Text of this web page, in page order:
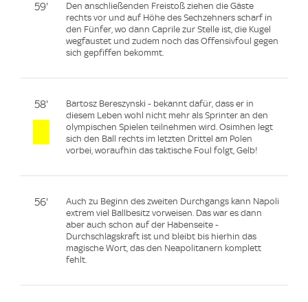
59'
Den anschließenden Freistoß ziehen die Gäste
rechts vor und auf Höhe des Sechzehners scharf in
den Fünfer, wo dann Caprile zur Stelle ist, die Kugel
wegfaustet und zudem noch das Offensivfoul gegen
sich gepfiffen bekommt.
58'
Bartosz Bereszynski - bekannt dafür, dass er in
diesem Leben wohl nicht mehr als Sprinter an den
olympischen Spielen teilnehmen wird. Osimhen legt
sich den Ball rechts im letzten Drittel am Polen
vorbei, woraufhin das taktische Foul folgt, Gelb!
56'
Auch zu Beginn des zweiten Durchgangs kann Napoli
extrem viel Ballbesitz vorweisen. Das war es dann
aber auch schon auf der Habenseite -
Durchschlagskraft ist und bleibt bis hierhin das
magische Wort, das den Neapolitanern komplett
fehlt.